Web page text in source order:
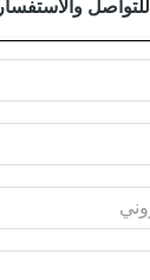
للتواصل والاستفسار